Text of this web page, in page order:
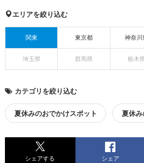
エリアを絞り込む
関東 東京都 神奈川
埼玉県 群馬県 栃木
カテゴリを絞り込む
夏休みのおでかけスポット 夏休
シェアする シェア